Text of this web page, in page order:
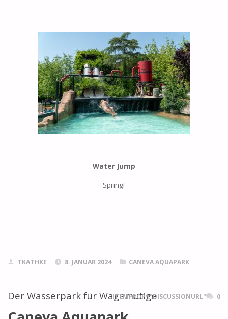
Water Jump
Spring!
TKATHKE 8. JANUAR 2024 CANEVA AQUAPARK
Der Wasserpark für WagemutigeITEMPROP="DISCUSSIONURL" 0